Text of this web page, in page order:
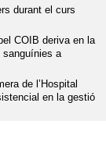
durant el curs
COIB deriva en la
sanguínies a
de l’Hospital
en la gestió